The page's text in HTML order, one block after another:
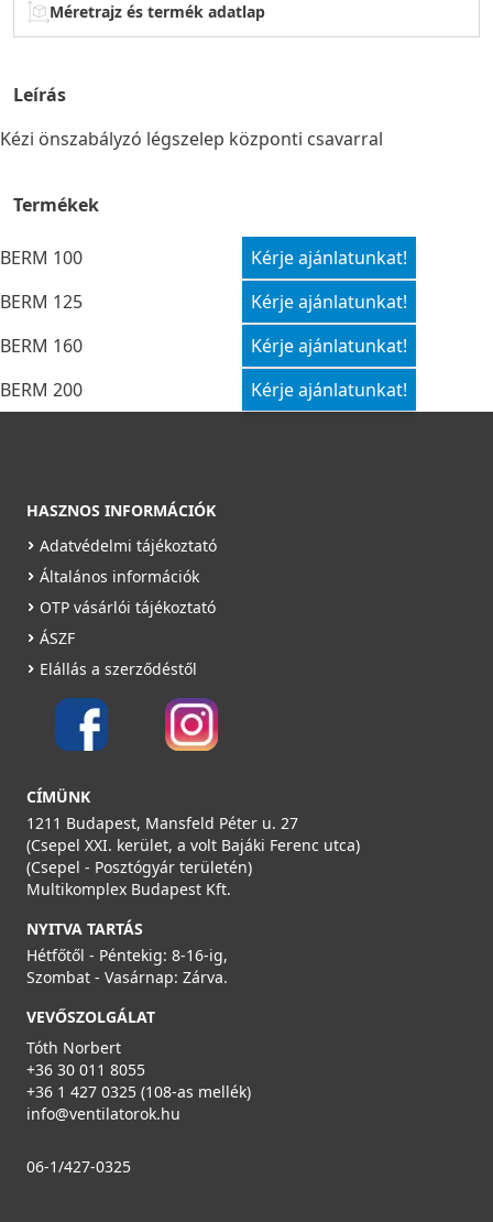
Méretrajz és termék adatlap
Leírás
Kézi önszabályzó légszelep központi csavarral
Termékek
BERM 100
Kérje ajánlatunkat!
BERM 125
Kérje ajánlatunkat!
BERM 160
Kérje ajánlatunkat!
BERM 200
Kérje ajánlatunkat!
HASZNOS INFORMÁCIÓK
Adatvédelmi tájékoztató
Általános információk
OTP vásárlói tájékoztató
ÁSZF
Elállás a szerződéstől
CÍMÜNK
1211 Budapest, Mansfeld Péter u. 27
(Csepel XXI. kerület, a volt Bajáki Ferenc utca)
(Csepel - Posztógyár területén)
Multikomplex Budapest Kft.
NYITVA TARTÁS
Hétfőtől - Péntekig: 8-16-ig,
Szombat - Vasárnap: Zárva.
VEVŐSZOLGÁLAT
Tóth Norbert
+36 30 011 8055
+36 1 427 0325 (108-as mellék)
info@ventilatorok.hu
06-1/427-0325